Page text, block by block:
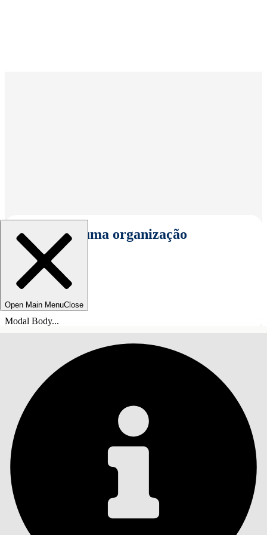
Selecionar uma organização
Open Main MenuClose
Modal Body...
ÍNDICE